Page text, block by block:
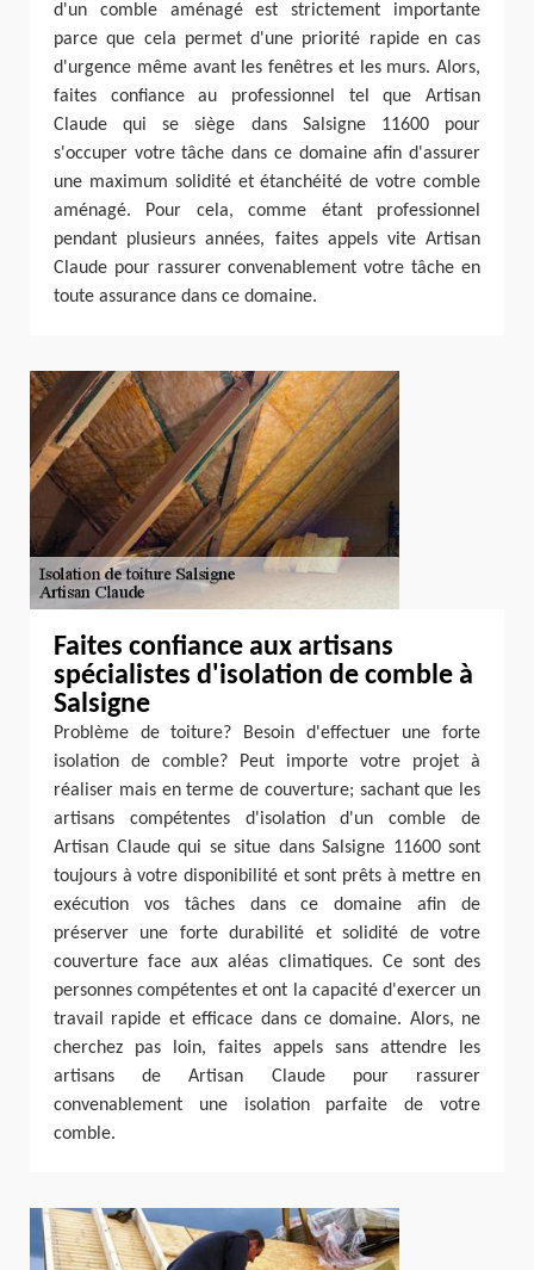
d'un comble aménagé est strictement importante
parce que cela permet d'une priorité rapide en cas
d'urgence même avant les fenêtres et les murs. Alors,
faites confiance au professionnel tel que Artisan
Claude qui se siège dans Salsigne 11600 pour
s'occuper votre tâche dans ce domaine afin d'assurer
une maximum solidité et étanchéité de votre comble
aménagé. Pour cela, comme étant professionnel
pendant plusieurs années, faites appels vite Artisan
Claude pour rassurer convenablement votre tâche en
toute assurance dans ce domaine.
Faites confiance aux artisans
spécialistes d'isolation de comble à
Salsigne
Problème de toiture? Besoin d'effectuer une forte
isolation de comble? Peut importe votre projet à
réaliser mais en terme de couverture; sachant que les
artisans compétentes d'isolation d'un comble de
Artisan Claude qui se situe dans Salsigne 11600 sont
toujours à votre disponibilité et sont prêts à mettre en
exécution vos tâches dans ce domaine afin de
préserver une forte durabilité et solidité de votre
couverture face aux aléas climatiques. Ce sont des
personnes compétentes et ont la capacité d'exercer un
travail rapide et efficace dans ce domaine. Alors, ne
cherchez pas loin, faites appels sans attendre les
artisans de Artisan Claude pour rassurer
convenablement une isolation parfaite de votre
comble.